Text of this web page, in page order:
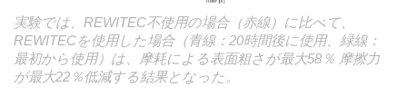
実験では、REWITEC不使用の場合（赤線）に比べて、
REWITECを使用した場合（青線：20時間後に使用、緑線：
最初から使用）は、摩耗による表面粗さが最大58％ 摩擦力
が最大22％低減する結果となった。